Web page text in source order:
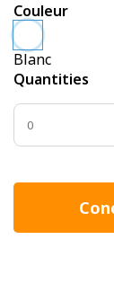
Couleur
Blanc
Quantities